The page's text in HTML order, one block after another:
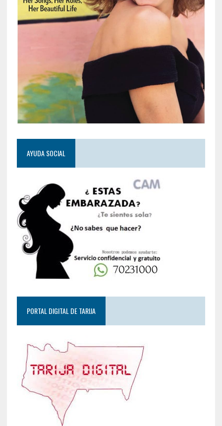
AYUDA SOCIAL
PORTAL DIGITAL DE TARIJA